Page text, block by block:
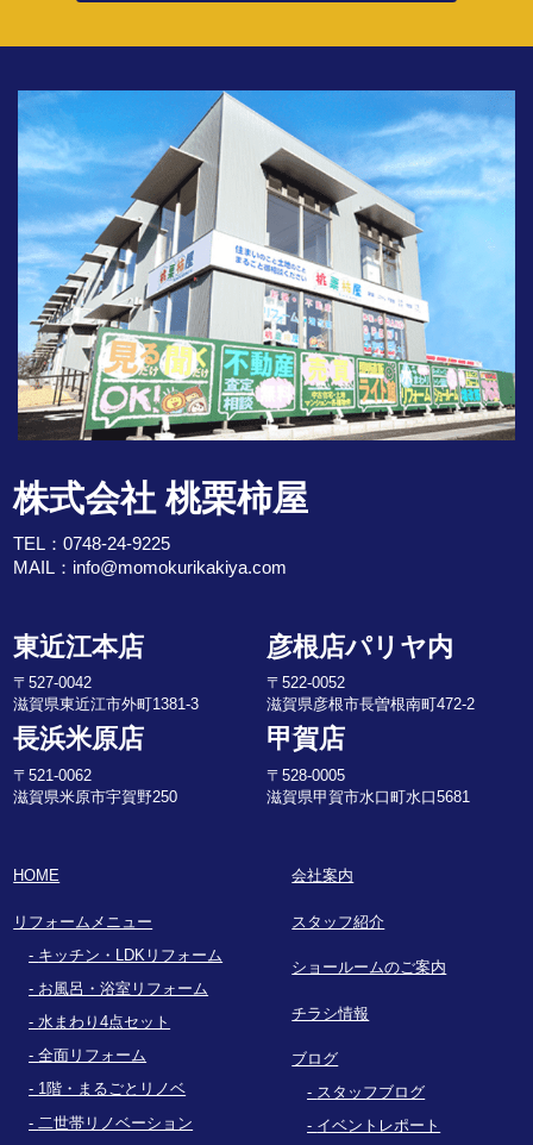
株式会社 桃栗柿屋
TEL：0748-24-9225
MAIL： info@momokurikakiya.com
東近江本店
〒527-0042
滋賀県東近江市外町1381-3
彦根店パリヤ内
〒522-0052
滋賀県彦根市長曽根南町472-2
長浜米原店
〒521-0062
滋賀県米原市宇賀野250
甲賀店
〒528-0005
滋賀県甲賀市水口町水口5681
HOME
リフォームメニュー
キッチン・LDKリフォーム
お風呂・浴室リフォーム
水まわり4点セット
全面リフォーム
1階・まるごとリノベ
二世帯リノベーション
会社案内
スタッフ紹介
ショールームのご案内
チラシ情報
ブログ
スタッフブログ
イベントレポート